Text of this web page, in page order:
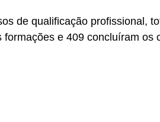
de qualificação profissional,
e 409 concluíram os